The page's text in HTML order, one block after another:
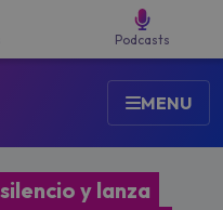
Podcasts
MENU
y lanza